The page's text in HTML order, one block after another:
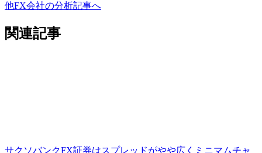
他FX会社の分析記事へ
関連記事
サクソバンクFX証券はスプレッドがやや広くミニマムチャ